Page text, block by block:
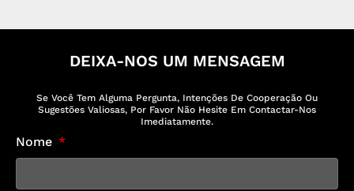
DEIXA-NOS UM MENSAGEM
Se Você Tem Alguma Pergunta, Intenções De Cooperação Ou
Sugestões Valiosas, Por Favor Não Hesite Em Contactar-Nos
Imediatamente.
Nome